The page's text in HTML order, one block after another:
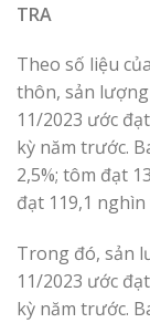
TRA
Theo số liệu
thôn, sản
11/2023 ước
kỳ năm trước.
2,5%; tôm đạt
đạt 119,1 nghìn
Trong đó, sản
11/2023 ước
kỳ năm trước.